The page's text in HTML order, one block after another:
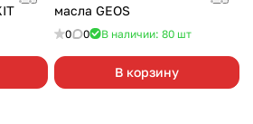
масла GEOS
0 0 В наличии: 80 шт
В корзину